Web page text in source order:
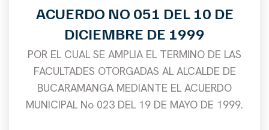
ACUERDO NO 051 DEL 10 DE
DICIEMBRE DE 1999
POR EL CUAL SE AMPLIA EL TERMINO DE LAS
FACULTADES OTORGADAS AL ALCALDE DE
BUCARAMANGA MEDIANTE EL ACUERDO
MUNICIPAL No 023 DEL 19 DE MAYO DE 1999.